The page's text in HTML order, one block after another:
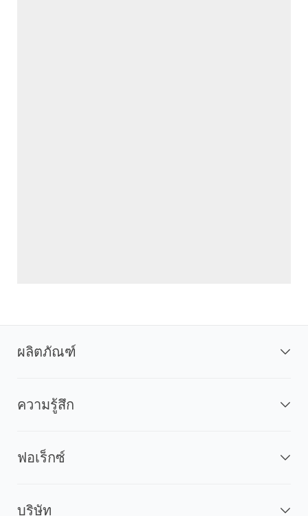
ผลิตภัณฑ์
ความรู้สึก
ฟอเร็กซ์
บริษัท